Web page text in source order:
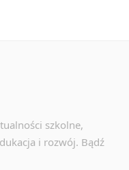
szkolne,
i rozwój. Bądź